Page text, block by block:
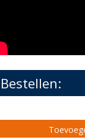
Bestellen: